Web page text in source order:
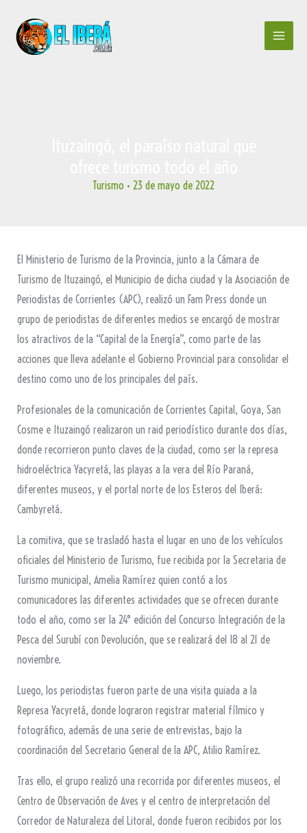
contenido
Turismo • 23 de mayo de 2022
El Ministerio de Turismo de la Provincia, junto a la Cámara de
Turismo de Ituzaingó, el Municipio de dicha ciudad y la Asociación de
Periodistas de Corrientes (APC), realizó un Fam Press donde un
grupo de periodistas de diferentes medios se encargó de mostrar
los atractivos de la “Capital de la Energía”, como parte de las
acciones que lleva adelante el Gobierno Provincial para consolidar el
destino como uno de los principales del país.
Profesionales de la comunicación de Corrientes Capital, Goya, San
Cosme e Ituzaingó realizaron un raid periodístico durante dos días,
donde recorrieron punto claves de la ciudad, como ser la represa
hidroeléctrica Yacyretá, las playas a la vera del Río Paraná,
diferentes museos, y el portal norte de los Esteros del Iberá:
Cambyretá.
La comitiva, que se trasladó hasta el lugar en uno de los vehículos
oficiales del Ministerio de Turismo, fue recibida por la Secretaria de
Turismo municipal, Amelia Ramírez quien contó a los
comunicadores las diferentes actividades que se ofrecen durante
todo el año, como ser la 24° edición del Concurso Integración de la
Pesca del Surubí con Devolución, que se realizará del 18 al 21 de
noviembre.
Luego, los periodistas fueron parte de una visita guiada a la
Represa Yacyretá, donde lograron registrar material fílmico y
fotográfico, además de una serie de entrevistas, bajo la
coordinación del Secretario General de la APC, Atilio Ramírez.
Tras ello, el grupo realizó una recorrida por diferentes museos, el
Centro de Observación de Aves y el centro de interpretación del
Corredor de Naturaleza del Litoral, donde fueron recibidos por los